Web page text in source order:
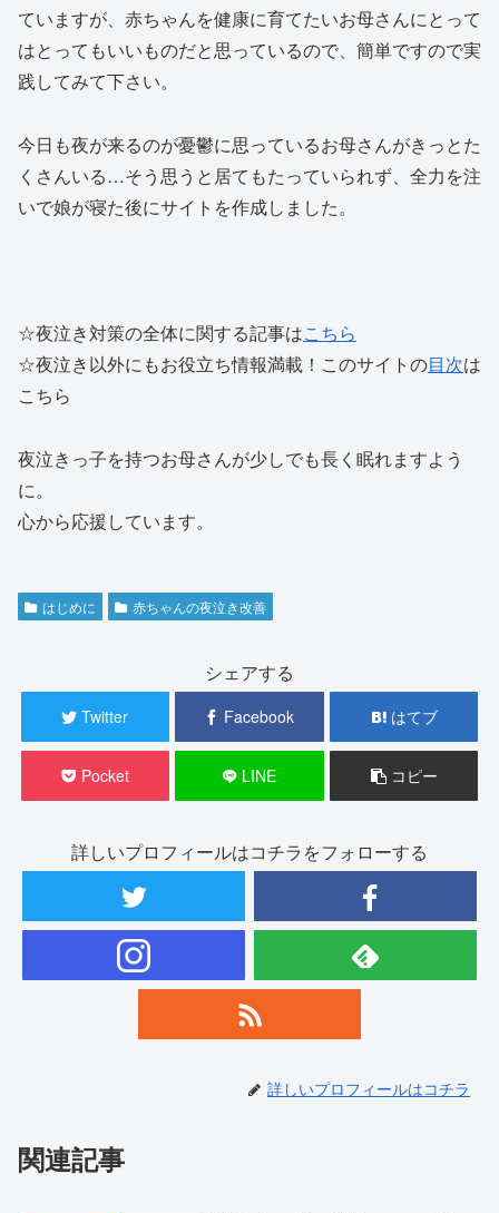
ていますが、赤ちゃんを健康に育てたいお母さんにとって
はとってもいいものだと思っているので、簡単ですので実
践してみて下さい。
今日も夜が来るのが憂鬱に思っているお母さんがきっとた
くさんいる…そう思うと居てもたっていられず、全力を注
いで娘が寝た後にサイトを作成しました。
☆夜泣き対策の全体に関する記事はこちら
☆夜泣き以外にもお役立ち情報満載！このサイトの目次は
こちら
夜泣きっ子を持つお母さんが少しでも長く眠れますよう
に。
心から応援しています。
はじめに 赤ちゃんの夜泣き改善
シェアする
Twitter Facebook はてブ
Pocket LINE コピー
詳しいプロフィールはコチラをフォローする
詳しいプロフィールはコチラ
関連記事